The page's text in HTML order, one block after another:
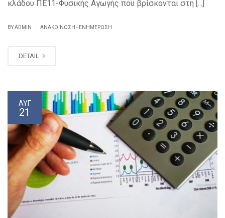
κλάδου ΠΕ11-Φυσικής Αγωγής που βρίσκονται στη [...]
BY ADMIN ΑΝΑΚΟΊΝΩΣΗ - ΕΝΗΜΈΡΩΣΗ
DETAIL
ΑΥΓ
21